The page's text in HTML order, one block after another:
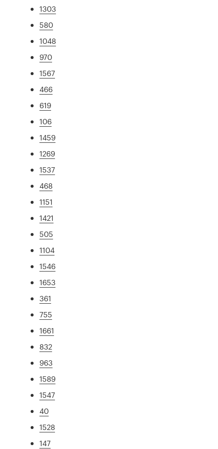
1303
580
1048
970
1567
466
619
106
1459
1269
1537
468
1151
1421
505
1104
1546
1653
361
755
1661
832
963
1589
1547
40
1528
147